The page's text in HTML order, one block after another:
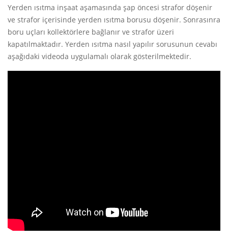
Yerden ısıtma inşaat aşamasında şap öncesi strafor döşenir
ve strafor içerisinde yerden ısıtma borusu döşenir. Sonrasınra
boru uçları kollektörlere bağlanır ve strafor üzeri
kapatılmaktadır. Yerden ısıtma nasıl yapılır sorusunun cevabı
aşağıdaki videoda uygulamalı olarak gösterilmektedir.